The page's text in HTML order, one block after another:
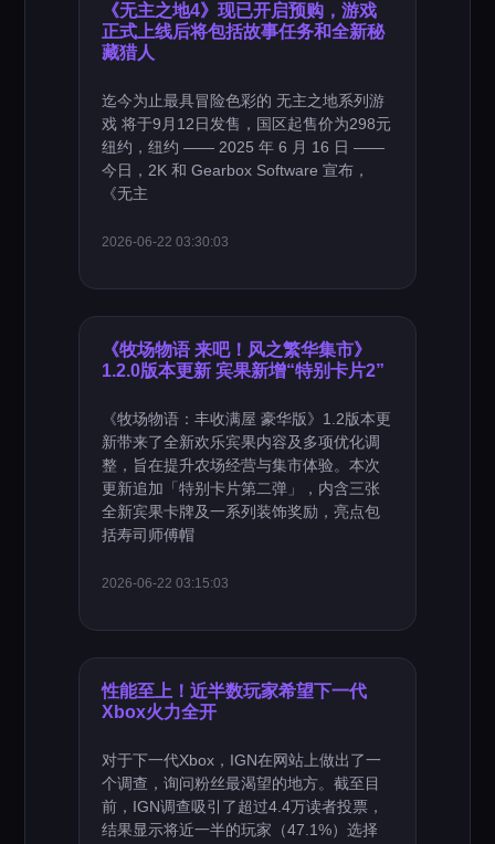
《无主之地4》现已开启预购，游戏
正式上线后将包括故事任务和全新秘
藏猎人
迄今为止最具冒险色彩的 无主之地系列游
戏 将于9月12日发售，国区起售价为298元
纽约，纽约 —— 2025 年 6 月 16 日 ——
今日，2K 和 Gearbox Software 宣布，
《无主
2026-06-22 03:30:03
《牧场物语 来吧！风之繁华集市》
1.2.0版本更新 宾果新增“特别卡片2”
《牧场物语：丰收满屋 豪华版》1.2版本更
新带来了全新欢乐宾果内容及多项优化调
整，旨在提升农场经营与集市体验。本次
更新追加「特别卡片第二弹」，内含三张
全新宾果卡牌及一系列装饰奖励，亮点包
括寿司师傅帽
2026-06-22 03:15:03
性能至上！近半数玩家希望下一代
Xbox火力全开
对于下一代Xbox，IGN在网站上做出了一
个调查，询问粉丝最渴望的地方。截至目
前，IGN调查吸引了超过4.4万读者投票，
结果显示将近一半的玩家（47.1%）选择